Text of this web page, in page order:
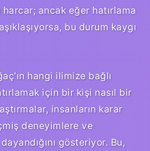
harcar; ancak eğer hatırlama
bu durum kaygı
hangi ilimize bağlı
için bir kişi nasıl bir
insanların karar
deneyimlere ve
gösteriyor. Bu,